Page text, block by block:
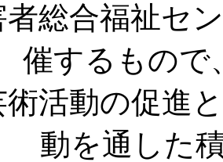
総合福祉セ
催するもので
活動の促進
動を通した